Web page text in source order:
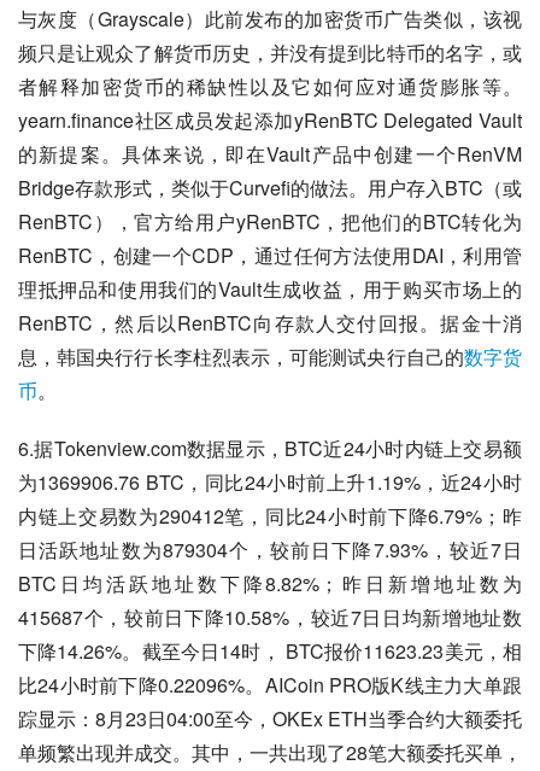
与灰度（Grayscale）此前发布的加密货币广告类似，该视
频只是让观众了解货币历史，并没有提到比特币的名字，或
者解释加密货币的稀缺性以及它如何应对通货膨胀等。
yearn.finance社区成员发起添加yRenBTC Delegated Vault
的新提案。具体来说，即在Vault产品中创建一个RenVM
Bridge存款形式，类似于Curvefi的做法。用户存入BTC（或
RenBTC），官方给用户yRenBTC，把他们的BTC转化为
RenBTC，创建一个CDP，通过任何方法使用DAI，利用管
理抵押品和使用我们的Vault生成收益，用于购买市场上的
RenBTC，然后以RenBTC向存款人交付回报。据金十消
息，韩国央行行长李柱烈表示，可能测试央行自己的数字货
币。
6.据Tokenview.com数据显示，BTC近24小时内链上交易额
为1369906.76 BTC，同比24小时前上升1.19%，近24小时
内链上交易数为290412笔，同比24小时前下降6.79%；昨
日活跃地址数为879304个，较前日下降7.93%，较近7日
BTC日均活跃地址数下降8.82%；昨日新增地址数为
415687个，较前日下降10.58%，较近7日日均新增地址数
下降14.26%。截至今日14时， BTC报价11623.23美元，相
比24小时前下降0.22096%。AICoin PRO版K线主力大单跟
踪显示：8月23日04:00至今，OKEx ETH当季合约大额委托
单频繁出现并成交。其中，一共出现了28笔大额委托买单，